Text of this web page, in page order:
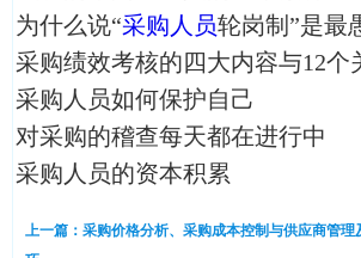
为什么说“采购人员轮岗制”是最
采购绩效考核的四大内容与12个
采购人员如何保护自己
对采购的稽查每天都在进行中
采购人员的资本积累
上一篇：采购价格分析、采购成本控制与供应商管理